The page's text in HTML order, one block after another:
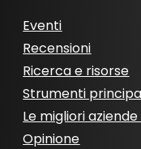
Eventi
Recensioni
Ricerca e risorse
Strumenti
Le migliori
Opinione